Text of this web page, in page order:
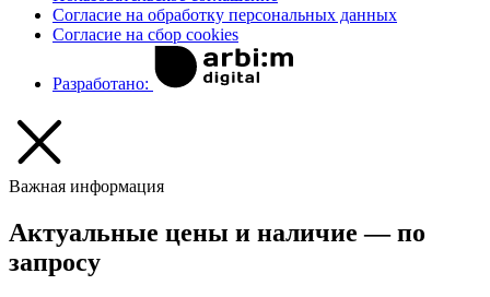
Согласие на обработку персональных данных
Согласие на сбор cookies
Разработано:
Важная информация
Актуальные цены и наличие — по
запросу